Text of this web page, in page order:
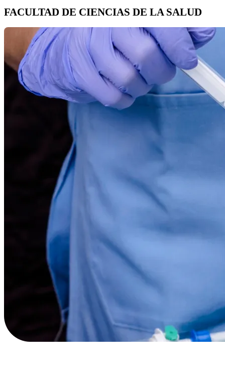
FACULTAD DE CIENCIAS DE LA SALUD